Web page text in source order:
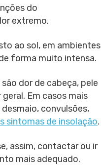
do
extremo.
ao sol, em ambientes
forma muito intensa.
dor de cabeça, pele
Em casos mais
convulsões,
sintomas de insolação.
assim, contactar ou ir
mais adequado.